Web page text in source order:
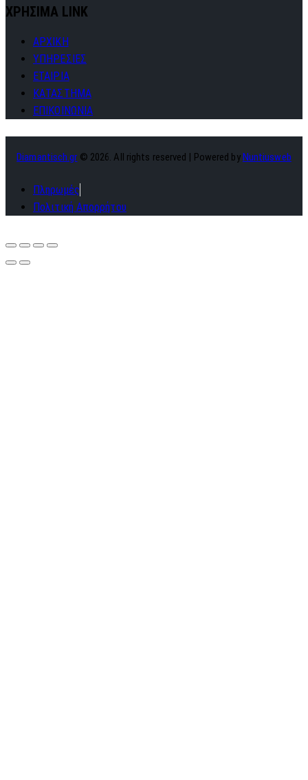
ΧΡΗΣΙΜΑ LINK
ΑΡΧΙΚΗ
ΥΠΗΡΕΣΙΕΣ
ΕΤΑΙΡΙΑ
ΚΑΤΑΣΤΗΜΑ
ΕΠΙΚΟΙΝΩΝΙΑ
Diamantisch.gr © 2026. All rights reserved | Powered by Nuntiusweb
Πληρωμές
Πολιτική Απορρήτου